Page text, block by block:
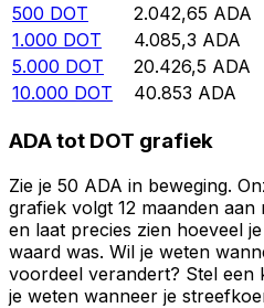
500 DOT 2.042,65 ADA
1.000 DOT 4.085,3 ADA
5.000 DOT 20.426,5 ADA
10.000 DOT 40.853 ADA
ADA tot DOT grafiek
Zie je 50 ADA in beweging.
grafiek volgt 12 maanden
en laat precies zien hoeveel
waard was. Wil je weten
voordeel verandert? Stel een
je weten wanneer je